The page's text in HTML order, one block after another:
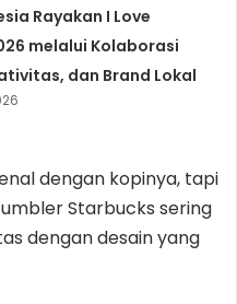
Rayakan I Love
melalui Kolaborasi
dan Brand Lokal
dengan kopinya, tapi
Starbucks sering
dengan desain yang